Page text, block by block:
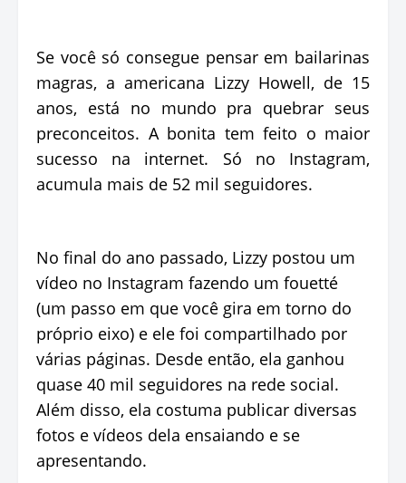
Se você só consegue pensar em bailarinas
magras, a americana Lizzy Howell, de 15
anos, está no mundo pra quebrar seus
preconceitos. A bonita tem feito o maior
sucesso na internet. Só no Instagram,
acumula mais de 52 mil seguidores.
No final do ano passado, Lizzy postou um
vídeo no Instagram fazendo um fouetté
(um passo em que você gira em torno do
próprio eixo) e ele foi compartilhado por
várias páginas. Desde então, ela ganhou
quase 40 mil seguidores na rede social.
Além disso, ela costuma publicar diversas
fotos e vídeos dela ensaiando e se
apresentando.